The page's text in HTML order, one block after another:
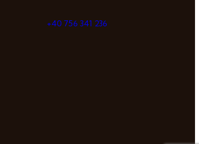
+40 756 341 236